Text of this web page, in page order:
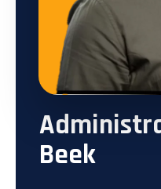
Beek